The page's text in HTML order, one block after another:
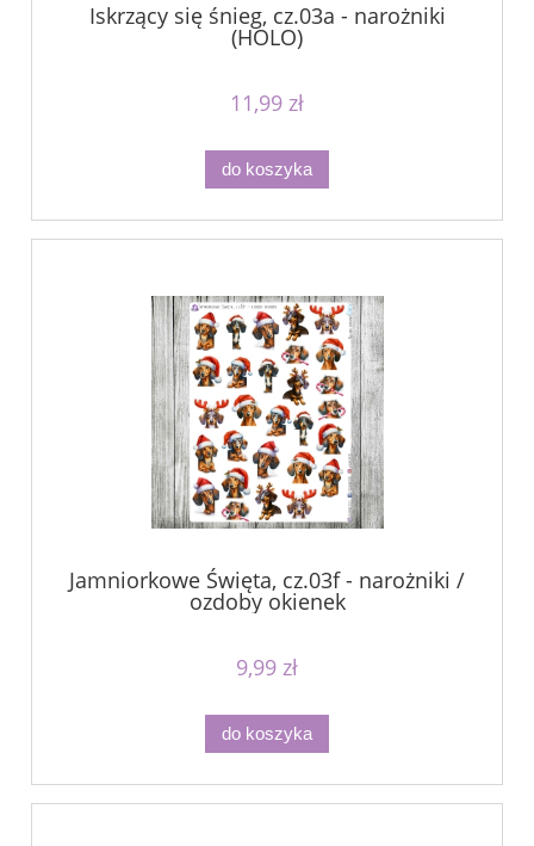
Iskrzący się śnieg, cz.03a - narożniki
(HOLO)
11,99 zł
do koszyka
Jamniorkowe Święta, cz.03f - narożniki /
ozdoby okienek
9,99 zł
do koszyka